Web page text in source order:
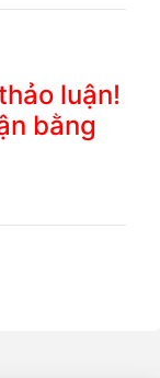
luận!
bằng